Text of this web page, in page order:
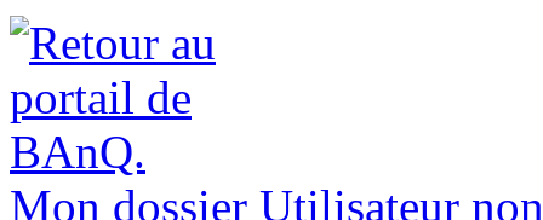
Mon dossier Utilisateur